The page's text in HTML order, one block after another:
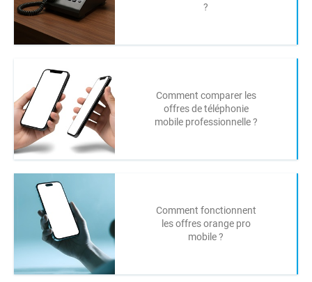
?
Comment comparer les
offres de téléphonie
mobile professionnelle ?
Comment fonctionnent
les offres orange pro
mobile ?